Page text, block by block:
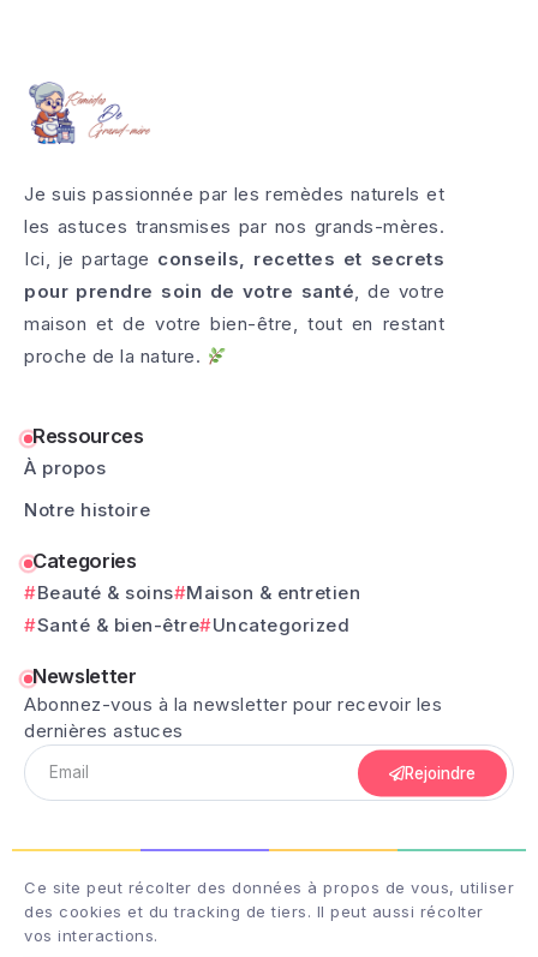
Je suis passionnée par les remèdes naturels et
les astuces transmises par nos grands-mères.
Ici, je partage conseils, recettes et secrets
pour prendre soin de votre santé, de votre
maison et de votre bien-être, tout en restant
proche de la nature.
Ressources
À propos
Notre histoire
Categories
Beauté & soins
Maison & entretien
Santé & bien-être
Uncategorized
Newsletter
Abonnez-vous à la newsletter pour recevoir les
dernières astuces
Rejoindre
Ce site peut récolter des données à propos de vous, utiliser
des cookies et du tracking de tiers. Il peut aussi récolter
vos interactions.